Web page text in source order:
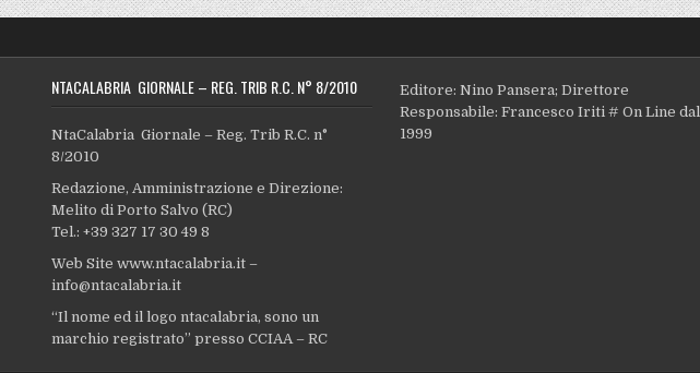
NTACALABRIA GIORNALE – REG. TRIB R.C. N° 8/2010
NtaCalabria Giornale – Reg. Trib R.C. n°
8/2010
Redazione, Amministrazione e Direzione:
Melito di Porto Salvo (RC)
Tel.: +39 327 17 30 49 8
Web Site www.ntacalabria.it –
info@ntacalabria.it
“Il nome ed il logo ntacalabria, sono un
marchio registrato” presso CCIAA – RC
Editore: Nino Pansera; Direttore
Responsabile: Francesco Iriti # On Line dal
1999